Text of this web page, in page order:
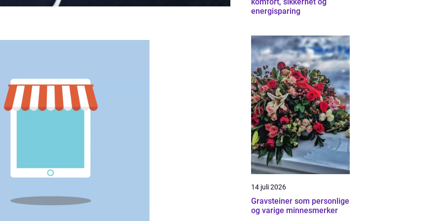
energisparing
14 juli 2026
Gravsteiner som personlige
og varige minnesmerker